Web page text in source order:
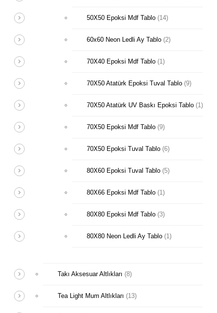
50X50 Epoksi Mdf Tablo (14)
60x60 Neon Ledli Ay Tablo (2)
70X40 Epoksi Mdf Tablo (1)
70X50 Atatürk Epoksi Tuval Tablo (9)
70X50 Atatürk UV Baskı Epoksi Tablo (1)
70X50 Epoksi Mdf Tablo (9)
70X50 Epoksi Tuval Tablo (6)
80X60 Epoksi Tuval Tablo (5)
80X66 Epoksi Mdf Tablo (1)
80X80 Epoksi Mdf Tablo (3)
80X80 Neon Ledli Ay Tablo (1)
Takı Aksesuar Altlıkları (8)
Tea Light Mum Altlıkları (13)